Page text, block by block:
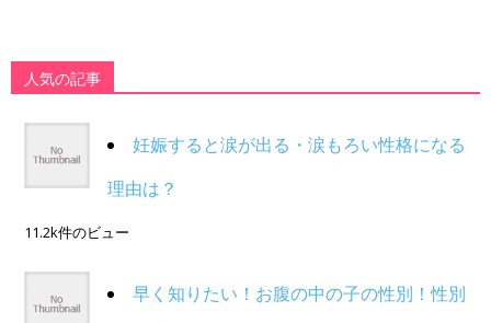
人気の記事
妊娠すると涙が出る・涙もろい性格になる
理由は？
11.2k件のビュー
早く知りたい！お腹の中の子の性別！性別